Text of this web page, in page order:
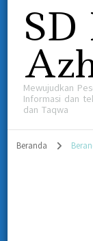
Mewujudkan
Informasi dan
dan Taqwa
Beranda